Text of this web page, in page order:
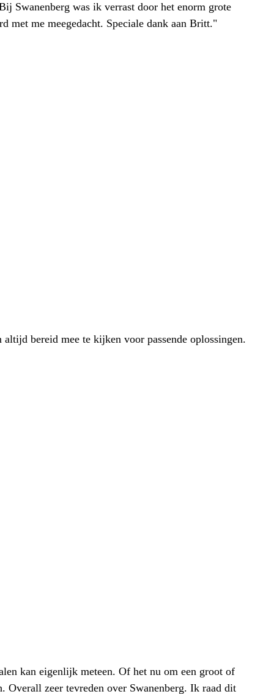
Swanenberg was ik verrast door het enorm grote
met me meegedacht. Speciale dank aan Britt."
bereid mee te kijken voor passende oplossingen.
kan eigenlijk meteen. Of het nu om een groot of
Overall zeer tevreden over Swanenberg. Ik raad dit